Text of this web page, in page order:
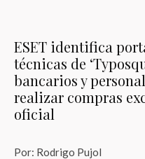
ESET identifica
técnicas de
bancarios y
realizar compras
oficial
Por: Rodrigo Pujol